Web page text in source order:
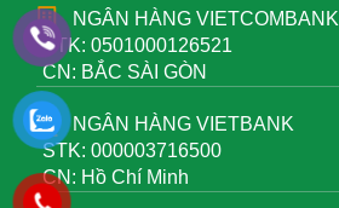
NGÂN HÀNG VIETCOMBANK
STK: 0501000126521
CN: BẮC SÀI GÒN
NGÂN HÀNG VIETBANK
STK: 000003716500
CN: Hồ Chí Minh